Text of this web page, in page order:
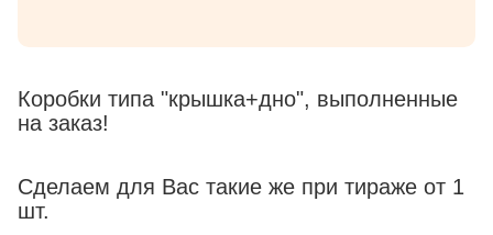
Коробки типа "крышка+дно", выполненные
на заказ!
Сделаем для Вас такие же при тираже от 1
шт.